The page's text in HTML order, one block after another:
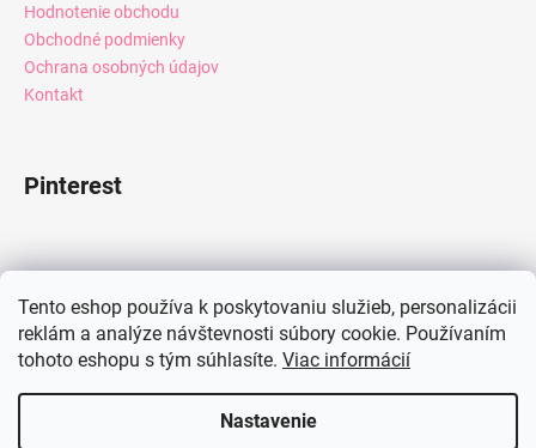
Tento eshop používa k poskytovaniu služieb, personalizácii
reklám a analýze návštevnosti súbory cookie. Používaním
tohoto eshopu s tým súhlasíte. Viac informácií
Nastavenie
Hodnotenie obchodu
Obchodné podmienky
Ochrana osobných údajov
Kontakt
Pinterest
Instagram